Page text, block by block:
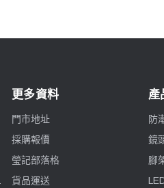
更多資料
門市地址
採購報價
瑩記部落格
貨品運送
產
防
鏡
腳